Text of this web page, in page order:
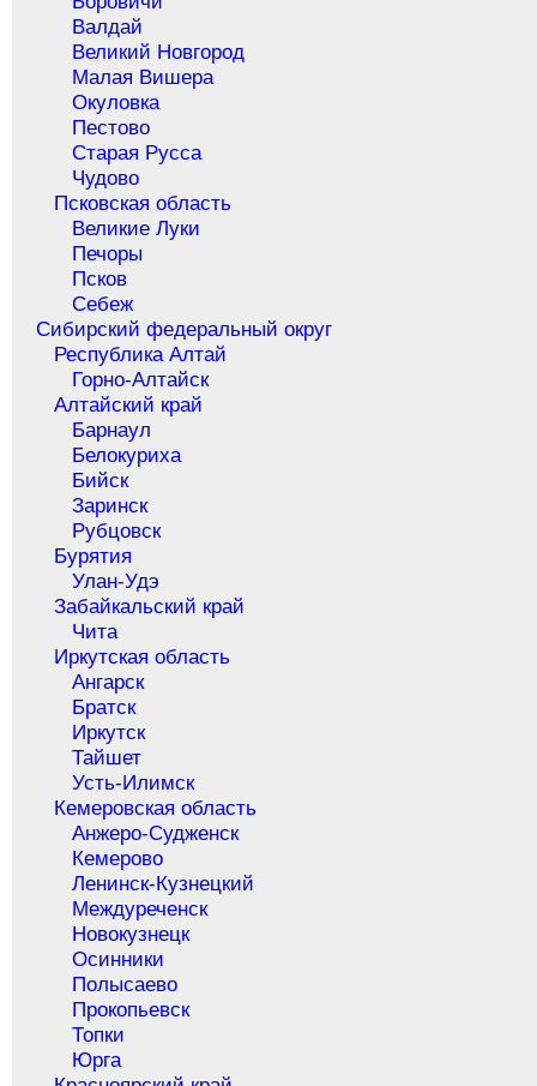
Валдай
Великий Новгород
Малая Вишера
Окуловка
Пестово
Старая Русса
Чудово
Псковская область
Великие Луки
Печоры
Псков
Себеж
Сибирский федеральный округ
Республика Алтай
Горно-Алтайск
Алтайский край
Барнаул
Белокуриха
Бийск
Заринск
Рубцовск
Бурятия
Улан-Удэ
Забайкальский край
Чита
Иркутская область
Ангарск
Братск
Иркутск
Тайшет
Усть-Илимск
Кемеровская область
Анжеро-Судженск
Кемерово
Ленинск-Кузнецкий
Междуреченск
Новокузнецк
Осинники
Полысаево
Прокопьевск
Топки
Юрга